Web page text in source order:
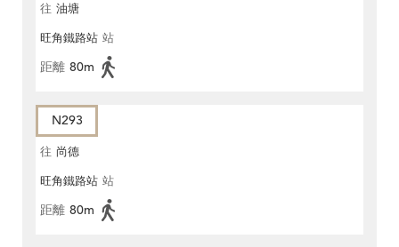
往 油塘
旺角鐵路站 站
距離 80m
N293
往 尚德
旺角鐵路站 站
距離 80m